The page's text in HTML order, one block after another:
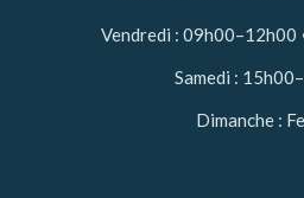
Vendredi :
Samedi :
Dimanche :